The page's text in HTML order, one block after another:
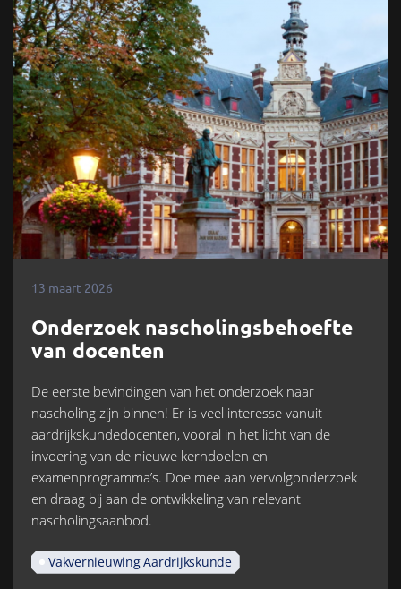
13 maart 2026
Onderzoek nascholingsbehoefte
van docenten
De eerste bevindingen van het onderzoek naar
nascholing zijn binnen! Er is veel interesse vanuit
aardrijkskundedocenten, vooral in het licht van de
invoering van de nieuwe kerndoelen en
examenprogramma’s. Doe mee aan vervolgonderzoek
en draag bij aan de ontwikkeling van relevant
nascholingsaanbod.
Vakvernieuwing Aardrijkskunde